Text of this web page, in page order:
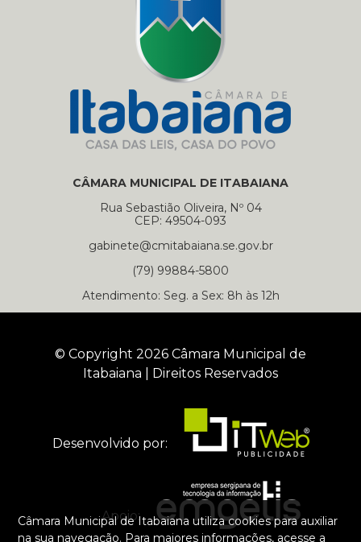
Câmara Municipal de Itabaiana utiliza cookies para auxiliar
na sua navegação. Para maiores informações, acesse a
CÂMARA MUNICIPAL DE ITABAIANA
Rua Sebastião Oliveira, Nº 04
CEP: 49504-093
gabinete@cmitabaiana.se.gov.br
(79) 99884-5800
Atendimento: Seg. a Sex: 8h às 12h
© Copyright 2026 Câmara Municipal de
Itabaiana | Direitos Reservados
Desenvolvido por:
Apoio: